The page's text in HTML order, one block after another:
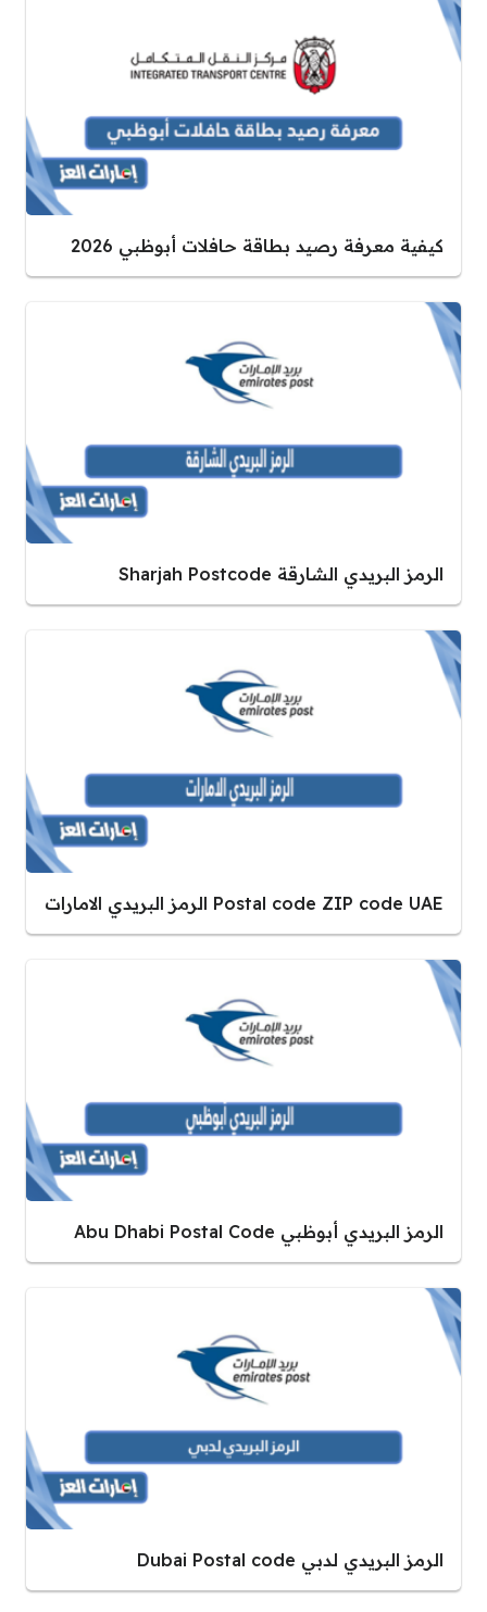
كيفية معرفة رصيد بطاقة حافلات أبوظبي 2026
الرمز البريدي الشارقة Sharjah Postcode
Postal code ZIP code UAE الرمز البريدي الامارات
الرمز البريدي أبوظبي Abu Dhabi Postal Code
الرمز البريدي لدبي Dubai Postal code